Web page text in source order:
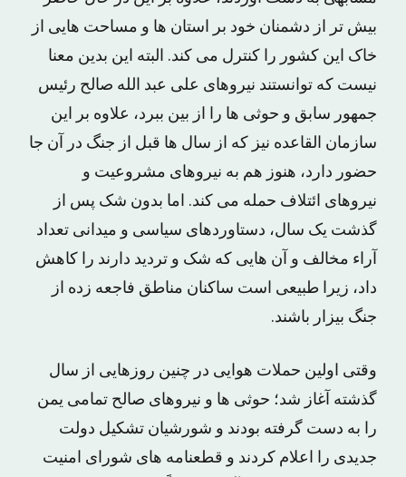
بیش تر از دشمنان خود بر استان ها و مساحت هایی از
خاک این کشور را کنترل می کند. البته این بدین معنا
نیست که توانستند نیروهای علی عبد الله صالح رئیس
جمهور سابق و حوثی ها را از بین ببرد، علاوه بر این
سازمان القاعده نیز که از سال ها قبل از جنگ در آن جا
حضور دارد، هنوز هم به نیروهای مشروعیت و
نیروهای ائتلاف حمله می کند. اما بدون شک پس از
گذشت یک سال، دستاوردهای سیاسی و میدانی تعداد
آراء مخالف و آن هایی که شک و تردید دارند را کاهش
داد، زیرا طبیعی است ساکنان مناطق فاجعه زده از
جنگ بیزار باشند.
وقتی اولین حملات هوایی در چنین روزهایی از سال
گذشته آغاز شد؛ حوثی ها و نیروهای صالح تمامی یمن
را به دست گرفته بودند و شورشیان تشکیل دولت
جدیدی را اعلام کردند و قطعنامه های شورای امنیت